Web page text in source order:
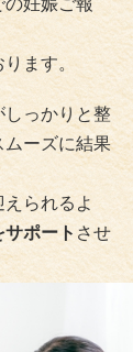
妊娠ご報
ます。
しっかりと整
ムーズに結果
られるよ
ポート させ